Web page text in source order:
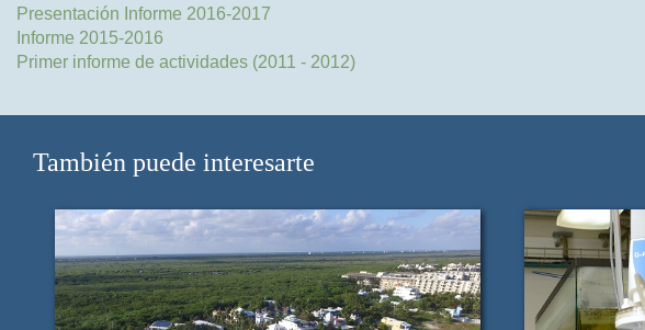
Presentación Informe 2016-2017
Informe 2015-2016
Primer informe de actividades (2011 - 2012)
También puede interesarte